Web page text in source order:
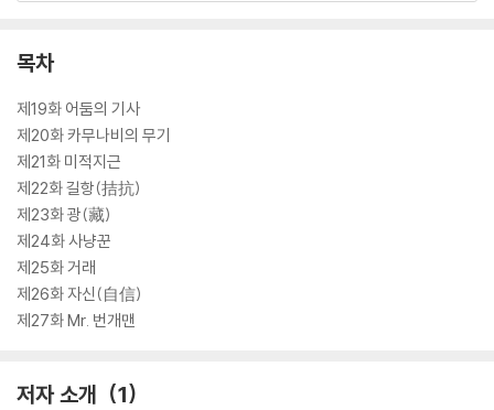
목차
제19화 어둠의 기사
제20화 카무나비의 무기
제21화 미적지근
제22화 길항(拮抗)
제23화 광(藏)
제24화 사냥꾼
제25화 거래
제26화 자신(自信)
제27화 Mr. 번개맨
저자 소개 1